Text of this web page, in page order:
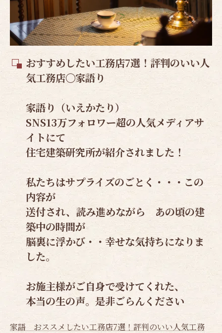
おすすめしたい工務店7選！評判のいい人
気工務店〇家語り
家語り（いえかたり）
SNS13万フォロワー超の人気メディアサ
イトにて
住宅建築研究所が紹介されました！
私たちはサプライズのごとく・・・この
内容が
送付され、読み進めながら あの頃の建
築中の時間が
脳裏に浮かび・・幸せな気持ちになりま
した。
お施主様がご自身で受けてくれた、
本当の生の声。是非ごらんください
家語 おススメしたい工務店7選！評判のいい人気工務